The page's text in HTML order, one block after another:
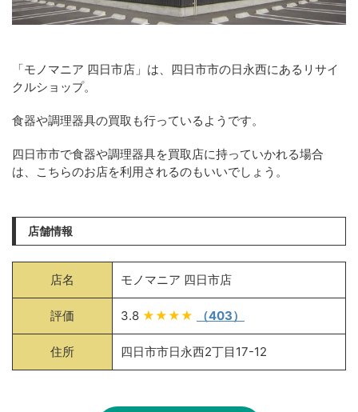
「モノマニア 四日市店」は、四日市市の日永西にあるリサイ
クルショップ。
食器や調理器具の買取も行っているようです。
四日市市で食器や調理器具を買取店に持っていかれる場合
は、こちらのお店を利用されるのもいいでしょう。
店舗情報
店名 モノマニア 四日市店
評価 3.8 ★★★★ （403）
住所 四日市市日永西2丁目17-12